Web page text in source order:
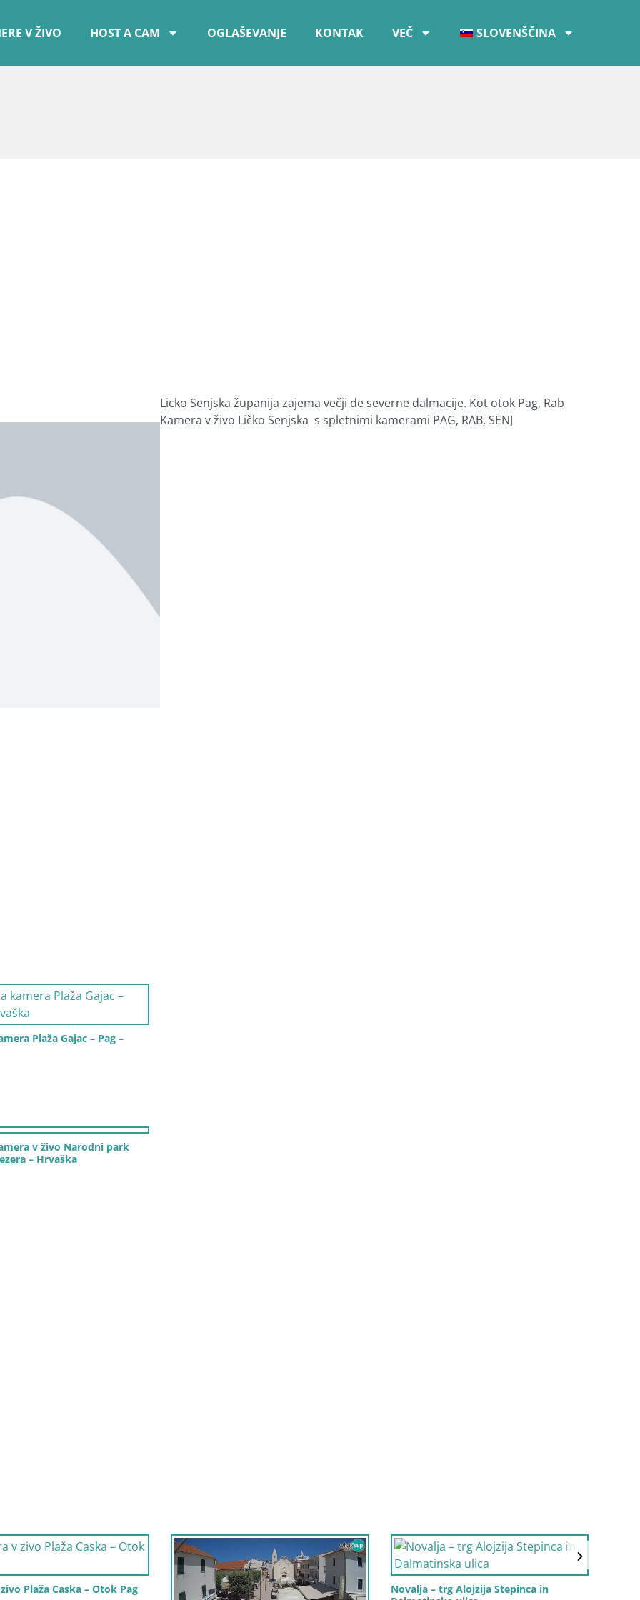
V ŽIVO HOST A CAM OGLAŠEVANJE KONTAK VEČ SLOVENŠČINA
Licko Senjska županija zajema večji de severne dalmacije. Kot otok Pag, Rab
Kamera v živo Ličko Senjska s spletnimi kamerami PAG, RAB, SENJ
Plaža Gajac – Pag –
v živo Narodni park
– Hrvaška
Plaža Caska – Otok Pag
Novalja – trg Alojzija Stepinca in